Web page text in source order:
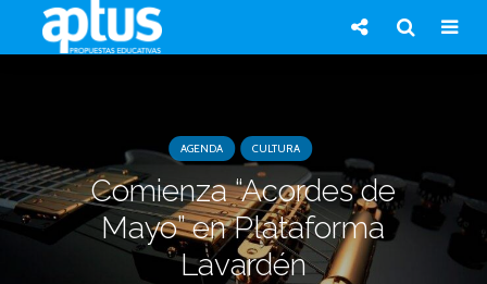
AGENDA CULTURA
Comienza “Acordes de
Mayo” en Plataforma
Lavardén